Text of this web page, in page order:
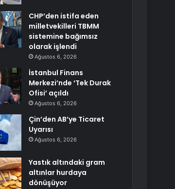
CHP’den istifa eden
milletvekilleri TBMM
sistemine bağımsız
olarak işlendi
Ağustos 6, 2026
İstanbul Finans
Merkezi’nde ‘Tek Durak
Ofisi’ açıldı
Ağustos 6, 2026
Çin’den AB’ye Ticaret
Uyarısı
Ağustos 6, 2026
Yastık altındaki gram
altınlar hurdaya
dönüşüyor